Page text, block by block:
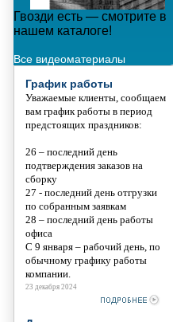
Гвозди есть — смотрите в
нашем каталоге!
Все видеоматериалы
График работы
Уважаемые клиенты, сообщаем
вам график работы в период
предстоящих праздников:
26 – последний день
подтверждения заказов на
сборку
27 - последний день отгрузки
по собранным заявкам
28 – последний день работы
офиса
С 9 января – рабочий день, по
обычному графику работы
компании.
23 декабря 2024